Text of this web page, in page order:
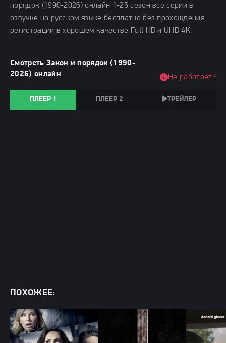
порядок (1990-2026) онлайн 1-25 сезон все серии в
озвучке на русском языке бесплатно без прохождения
регистрации в хорошем качестве Full HD и UHD 4K.
Смотреть Закон и порядок (1990-
2026) онлайн
ПЛЕЕР 1 ПЛЕЕР 2 ТРЕЙЛЕР
Не работает?
ПОХОЖЕЕ: